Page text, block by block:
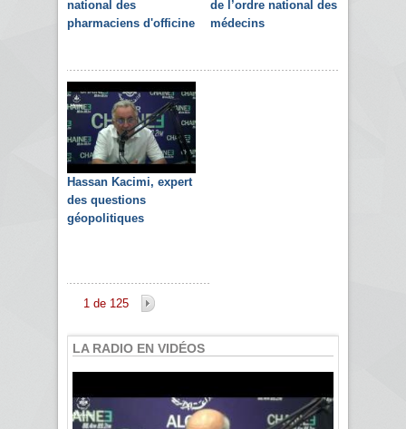
national des
pharmaciens d'officine
de l’ordre national des
médecins
Hassan Kacimi, expert
des questions
géopolitiques
1 de 125
LA RADIO EN VIDÉOS